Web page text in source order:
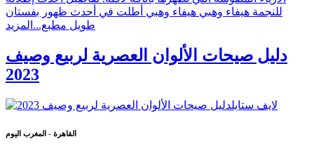
للنجمة هيفاء وهبي هيفاء وهبي أطلت في أحدث ظهور بفستان
طويل مطبع... المزيد
دليل صيحات الألوان العصرية لربيع وصيف
2023
القاهرة - المغرب اليوم